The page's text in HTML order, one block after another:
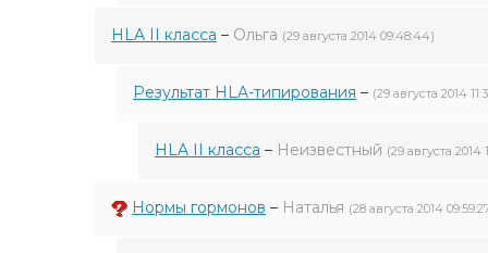
HLA II класса – Ольга (29 августа 2014 09:48:44)
Результат HLA-типирования – (29 августа 2014
HLA II класса – Неизвестный (29 августа 2014
Нормы гормонов – Наталья (28 августа 2014